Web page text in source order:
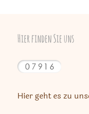
Hier finden Sie uns
Hier geht es zu